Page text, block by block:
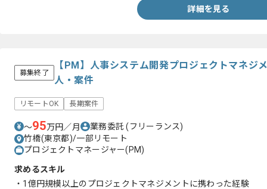
詳細を見る
募集終了
【PM】人事システム開発プロジェクトマネジ
人・案件
リモートOK 長期案件
〜95万円／月 業務委託(フリーランス)
竹橋(東京都)/一部リモート
プロジェクトマネージャー(PM)
求めるスキル
・1億円規模以上のプロジェクトマネジメントに携わった経験